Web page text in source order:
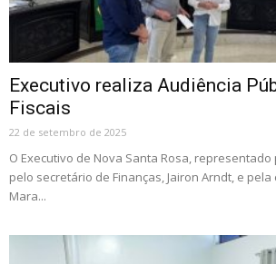
Executivo realiza Audiência
Fiscais
22 de setembro de 2025
O Executivo de Nova Santa Rosa,
pelo secretário de Finanças, Jairon Arndt, e
Mara...